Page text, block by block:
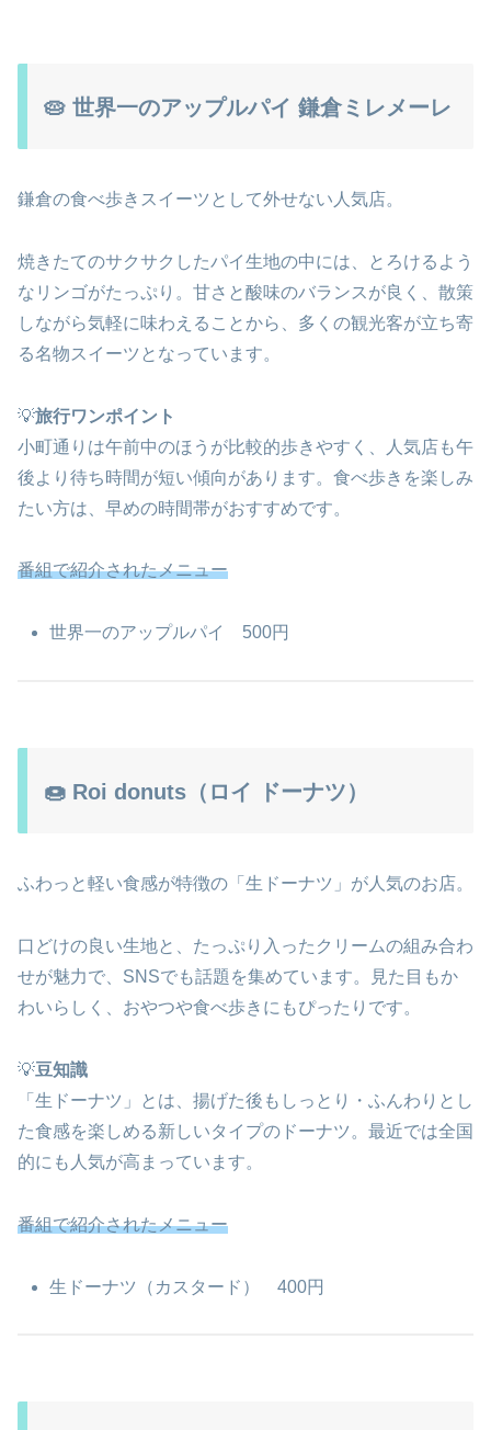
🥧 世界一のアップルパイ 鎌倉ミレメーレ
鎌倉の食べ歩きスイーツとして外せない人気店。
焼きたてのサクサクしたパイ生地の中には、とろけるよう
なリンゴがたっぷり。甘さと酸味のバランスが良く、散策
しながら気軽に味わえることから、多くの観光客が立ち寄
る名物スイーツとなっています。
💡旅行ワンポイント
小町通りは午前中のほうが比較的歩きやすく、人気店も午
後より待ち時間が短い傾向があります。食べ歩きを楽しみ
たい方は、早めの時間帯がおすすめです。
番組で紹介されたメニュー
世界一のアップルパイ 500円
🍩 Roi donuts（ロイ ドーナツ）
ふわっと軽い食感が特徴の「生ドーナツ」が人気のお店。
口どけの良い生地と、たっぷり入ったクリームの組み合わ
せが魅力で、SNSでも話題を集めています。見た目もか
わいらしく、おやつや食べ歩きにもぴったりです。
💡豆知識
「生ドーナツ」とは、揚げた後もしっとり・ふんわりとし
た食感を楽しめる新しいタイプのドーナツ。最近では全国
的にも人気が高まっています。
番組で紹介されたメニュー
生ドーナツ（カスタード） 400円